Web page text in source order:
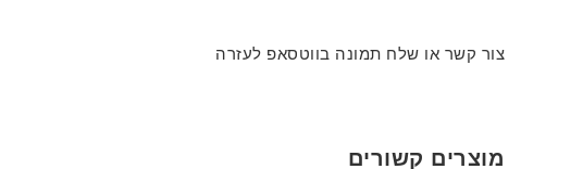
צור קשר או שלח תמונה בווטסאפ לעזרה
מוצרים קשורים